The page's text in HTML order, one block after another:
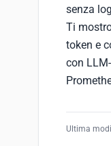
senza
Ti
token e
con
Ultima